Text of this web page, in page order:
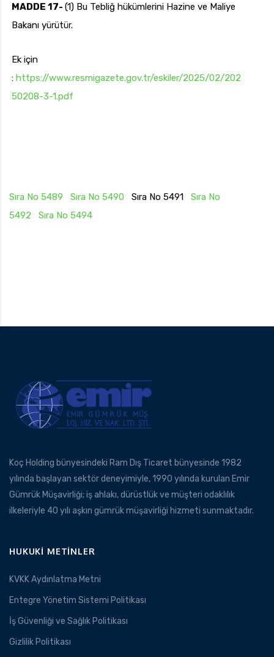
MADDE 17- (1) Bu Tebliğ hükümlerini Hazine ve Maliye
Bakanı yürütür.
Ek için
: https://www.resmigazete.gov.tr/eskiler/2025/02/202
50208-3-1.pdf
Sıra No 5489 Sıra No 5490 Sıra No 5491 Sıra No
5492
Sıra No 5494
Koç Holding bünyesindeki Ram Dış Ticaret bünyesinde 1982
yılında başlayan sektör deneyimiyle, 1990 yılında kurulan Emir
Gümrük Müşavirliği; iş ahlakı, dürüstlük ve müşteri odaklılık
ilkeleriyle 40 yılı aşkın gümrük müşavirliği hizmeti sunmaktadır.
HUKUKI METINLER
KVKK Aydınlatma Metni
Entegre Yönetim Sistemi Politikası
İş Güvenliği ve Sağlık Politikası
Gizlilik Politikası